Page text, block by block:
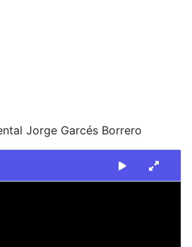
Jorge Garcés Borrero